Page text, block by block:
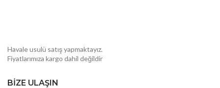
Havale usulü satış yapmaktayız.
Fiyatlarımıza kargo dahil değildir
BIZE ULAŞIN